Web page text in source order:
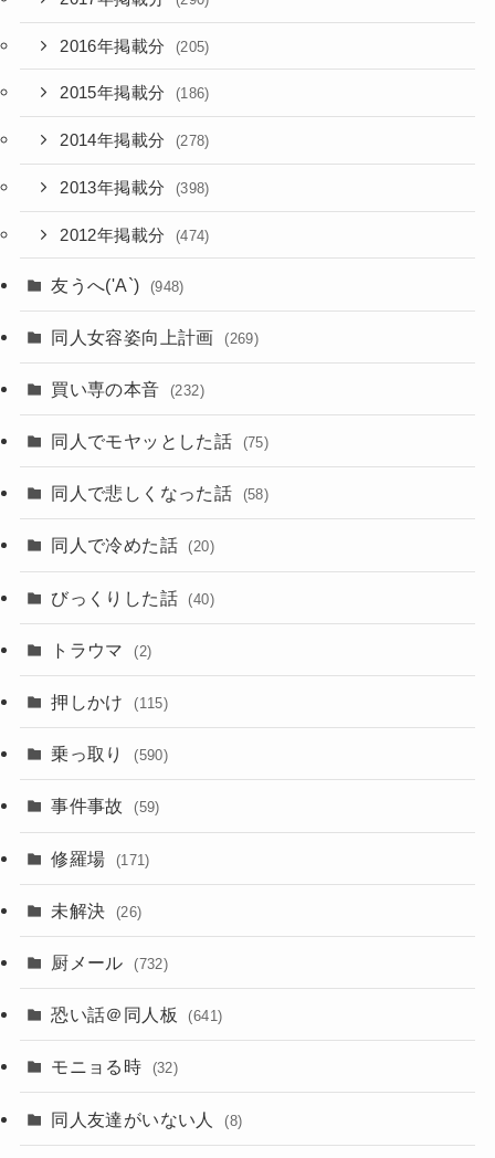
2016年掲載分 (205)
2015年掲載分 (186)
2014年掲載分 (278)
2013年掲載分 (398)
2012年掲載分 (474)
友うへ('A`) (948)
同人女容姿向上計画 (269)
買い専の本音 (232)
同人でモヤッとした話 (75)
同人で悲しくなった話 (58)
同人で冷めた話 (20)
びっくりした話 (40)
トラウマ (2)
押しかけ (115)
乗っ取り (590)
事件事故 (59)
修羅場 (171)
未解決 (26)
厨メール (732)
恐い話＠同人板 (641)
モニョる時 (32)
同人友達がいない人 (8)